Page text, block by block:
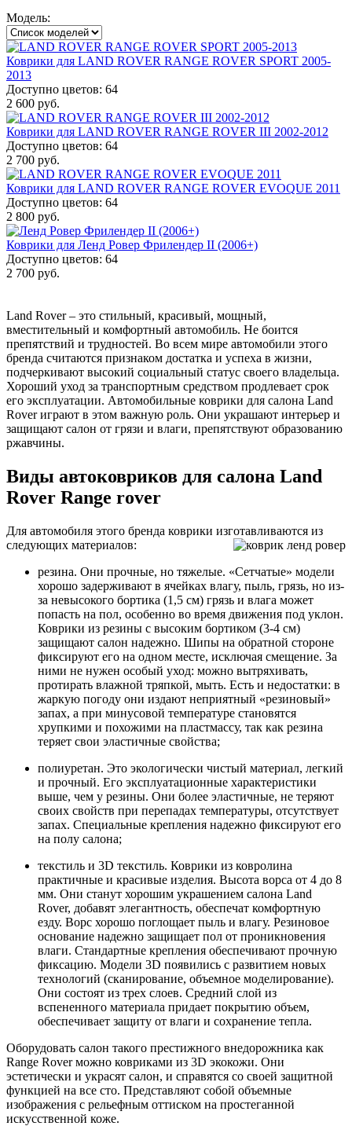
Модель:
Коврики для LAND ROVER RANGE ROVER SPORT 2005-
2013
Доступно цветов: 64
2 600 руб.
Коврики для LAND ROVER RANGE ROVER III 2002-2012
Доступно цветов: 64
2 700 руб.
Коврики для LAND ROVER RANGE ROVER EVOQUE 2011
Доступно цветов: 64
2 800 руб.
Коврики для Ленд Ровер Фрилендер II (2006+)
Доступно цветов: 64
2 700 руб.
Land Rover – это стильный, красивый, мощный,
вместительный и комфортный автомобиль. Не боится
препятствий и трудностей. Во всем мире автомобили этого
бренда считаются признаком достатка и успеха в жизни,
подчеркивают высокий социальный статус своего владельца.
Хороший уход за транспортным средством продлевает срок
его эксплуатации. Автомобильные коврики для салона Land
Rover играют в этом важную роль. Они украшают интерьер и
защищают салон от грязи и влаги, препятствуют образованию
ржавчины.
Виды автоковриков для салона Land
Rover Range rover
Для автомобиля этого бренда коврики изготавливаются из
следующих материалов:
резина. Они прочные, но тяжелые. «Сетчатые» модели
хорошо задерживают в ячейках влагу, пыль, грязь, но из-
за невысокого бортика (1,5 см) грязь и влага может
попасть на пол, особенно во время движения под уклон.
Коврики из резины с высоким бортиком (3-4 см)
защищают салон надежно. Шипы на обратной стороне
фиксируют его на одном месте, исключая смещение. За
ними не нужен особый уход: можно вытряхивать,
протирать влажной тряпкой, мыть. Есть и недостатки: в
жаркую погоду они издают неприятный «резиновый»
запах, а при минусовой температуре становятся
хрупкими и похожими на пластмассу, так как резина
теряет свои эластичные свойства;
полиуретан. Это экологически чистый материал, легкий
и прочный. Его эксплуатационные характеристики
выше, чем у резины. Они более эластичные, не теряют
своих свойств при перепадах температуры, отсутствует
запах. Специальные крепления надежно фиксируют его
на полу салона;
текстиль и 3D текстиль. Коврики из ковролина
практичные и красивые изделия. Высота ворса от 4 до 8
мм. Они станут хорошим украшением салона Land
Rover, добавят элегантность, обеспечат комфортную
езду. Ворс хорошо поглощает пыль и влагу. Резиновое
основание надежно защищает пол от проникновения
влаги. Стандартные крепления обеспечивают прочную
фиксацию. Модели 3D появились с развитием новых
технологий (сканирование, объемное моделирование).
Они состоят из трех слоев. Средний слой из
вспененного материала придает покрытию объем,
обеспечивает защиту от влаги и сохранение тепла.
Оборудовать салон такого престижного внедорожника как
Range Rover можно ковриками из 3D экокожи. Они
эстетически и украсят салон, и справятся со своей защитной
функцией на все сто. Представляют собой объемные
изображения с рельефным оттиском на простеганной
искусственной коже.